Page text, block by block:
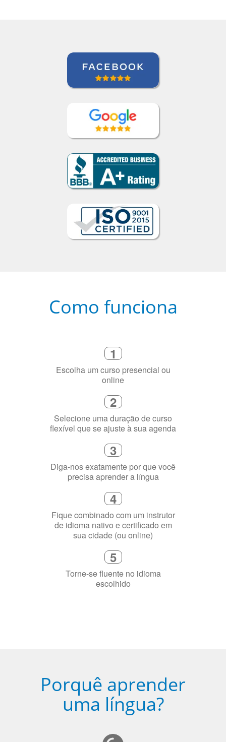
1
Escolha um curso presencial ou
online
2
Selecione uma duração de curso
flexível que se ajuste à sua agenda
3
Diga-nos exatamente por que você
precisa aprender a língua
4
Fique combinado com um instrutor
de idioma nativo e certificado em
sua cidade (ou online)
5
Porquê aprender
uma língua?